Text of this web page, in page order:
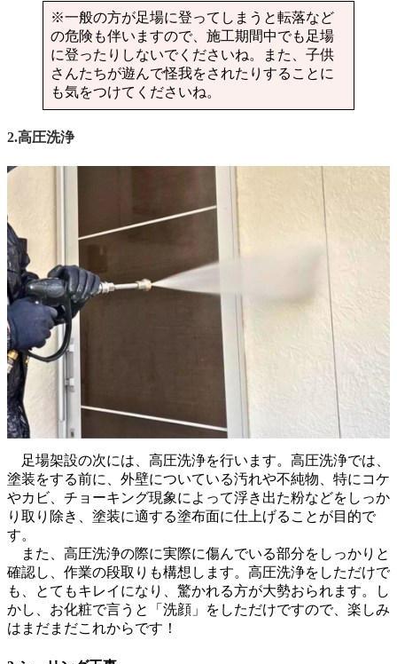
※一般の方が足場に登ってしまうと転落など
の危険も伴いますので、施工期間中でも足場
に登ったりしないでくださいね。また、子供
さんたちが遊んで怪我をされたりすることに
も気をつけてくださいね。
2.高圧洗浄
足場架設の次には、高圧洗浄を行います。高圧洗浄では、
塗装をする前に、外壁についている汚れや不純物、特にコケ
やカビ、チョーキング現象によって浮き出た粉などをしっか
り取り除き、塗装に適する塗布面に仕上げることが目的で
す。
また、高圧洗浄の際に実際に傷んでいる部分をしっかりと
確認し、作業の段取りも構想します。高圧洗浄をしただけで
も、とてもキレイになり、驚かれる方が大勢おられます。し
かし、お化粧で言うと「洗顔」をしただけですので、楽しみ
はまだまだこれからです！